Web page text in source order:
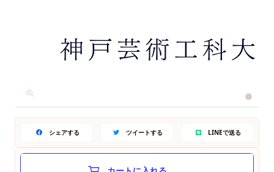
シェアする ツイートする LINEで送る